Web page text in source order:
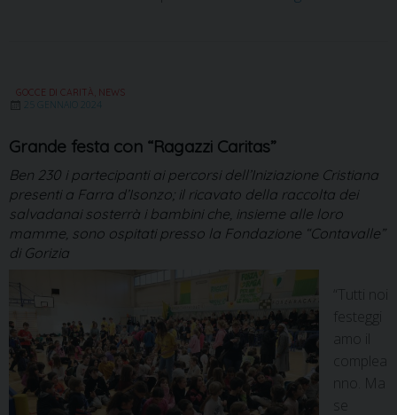
GOCCE DI CARITÀ NEWS
25 GENNAIO 2024
Grande festa con “Ragazzi Caritas”
Ben 230 i partecipanti ai percorsi dell’Iniziazione Cristiana
presenti a Farra d’Isonzo; il ricavato della raccolta dei
salvadanai sosterrà i bambini che, insieme alle loro
mamme, sono ospitati presso la Fondazione “Contavalle”
di Gorizia
“Tutti noi
festeggi
amo il
complea
nno. Ma